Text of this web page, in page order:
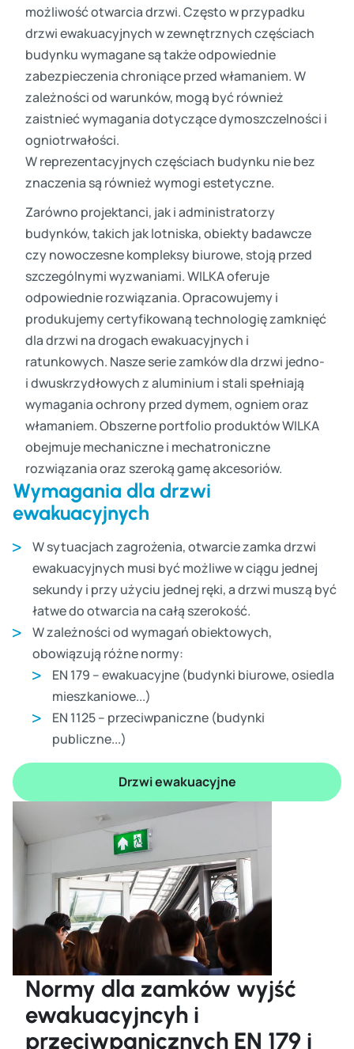
możliwość otwarcia drzwi. Często w przypadku
drzwi ewakuacyjnych w zewnętrznych częściach
budynku wymagane są także odpowiednie
zabezpieczenia chroniące przed włamaniem. W
zależności od warunków, mogą być również
zaistnieć wymagania dotyczące dymoszczelności i
ogniotrwałości.
W reprezentacyjnych częściach budynku nie bez
znaczenia są również wymogi estetyczne.
Zarówno projektanci, jak i administratorzy
budynków, takich jak lotniska, obiekty badawcze
czy nowoczesne kompleksy biurowe, stoją przed
szczególnymi wyzwaniami. WILKA oferuje
odpowiednie rozwiązania. Opracowujemy i
produkujemy certyfikowaną technologię zamknięć
dla drzwi na drogach ewakuacyjnych i
ratunkowych. Nasze serie zamków dla drzwi jedno-
i dwuskrzydłowych z aluminium i stali spełniają
wymagania ochrony przed dymem, ogniem oraz
włamaniem. Obszerne portfolio produktów WILKA
obejmuje mechaniczne i mechatroniczne
rozwiązania oraz szeroką gamę akcesoriów.
Wymagania dla drzwi
ewakuacyjnych
W sytuacjach zagrożenia, otwarcie zamka drzwi
ewakuacyjnych musi być możliwe w ciągu jednej
sekundy i przy użyciu jednej ręki, a drzwi muszą być
łatwe do otwarcia na całą szerokość.
W zależności od wymagań obiektowych,
obowiązują różne normy:
EN 179 – ewakuacyjne (budynki biurowe, osiedla
mieszkaniowe...)
EN 1125 – przeciwpaniczne (budynki
publiczne...)
Drzwi ewakuacyjne
Normy dla zamków wyjść
ewakuacyjncyh i
przeciwpanicznych EN 179 i